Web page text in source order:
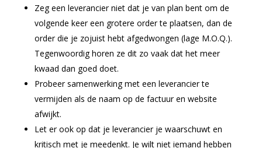
Zeg een leverancier niet dat je van plan bent om de
volgende keer een grotere order te plaatsen, dan de
order die je zojuist hebt afgedwongen (lage M.O.Q.).
Tegenwoordig horen ze dit zo vaak dat het meer
kwaad dan goed doet.
Probeer samenwerking met een leverancier te
vermijden als de naam op de factuur en website
afwijkt.
Let er ook op dat je leverancier je waarschuwt en
kritisch met je meedenkt. Je wilt niet iemand hebben